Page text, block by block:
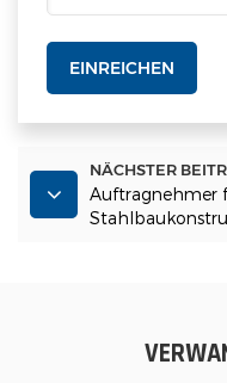
EINREICHEN
NÄCHSTER
Auftragnehmer